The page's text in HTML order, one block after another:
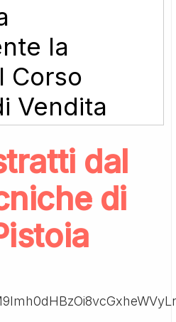
la
Corso
Vendita
dal
di